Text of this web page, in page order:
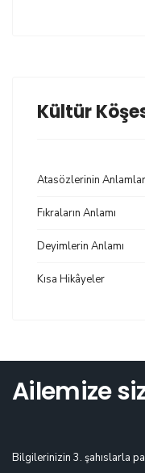
Kültür
Atasözlerinin
Fıkraların Anlamı
Deyimlerin Anlamı
Kısa Hikâyeler
Ailemize
Bilgilerinizin 3. şahıslarla